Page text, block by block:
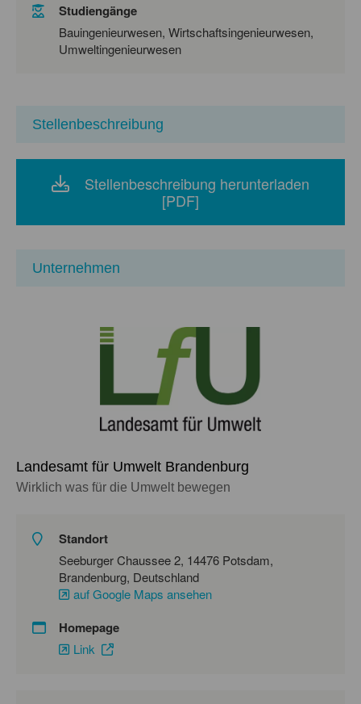
Studiengänge
Bauingenieurwesen, Wirtschaftsingenieurwesen,
Umweltingenieurwesen
Stellenbeschreibung
Stellenbeschreibung herunterladen
[PDF]
Unternehmen
Landesamt für Umwelt Brandenburg
Wirklich was für die Umwelt bewegen
Standort
Seeburger Chaussee 2, 14476 Potsdam,
Brandenburg, Deutschland
auf Google Maps ansehen
Homepage
Link